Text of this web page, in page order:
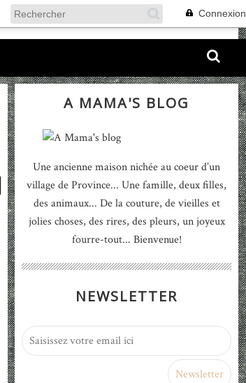
Connexion
A MAMA'S BLOG
Une ancienne maison nichée au coeur d’un
village de Province... Une famille, deux filles,
des animaux... De la couture, de vieilles et
jolies choses, des rires, des pleurs, un joyeux
fourre-tout... Bienvenue!
NEWSLETTER